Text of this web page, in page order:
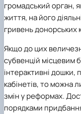
громадський орган,
життя, на його
гривень донорських
Якщо до цих
субвенцій місцевим
інтерактивні
кабінетів, то можна
змін у реформах.
порядками